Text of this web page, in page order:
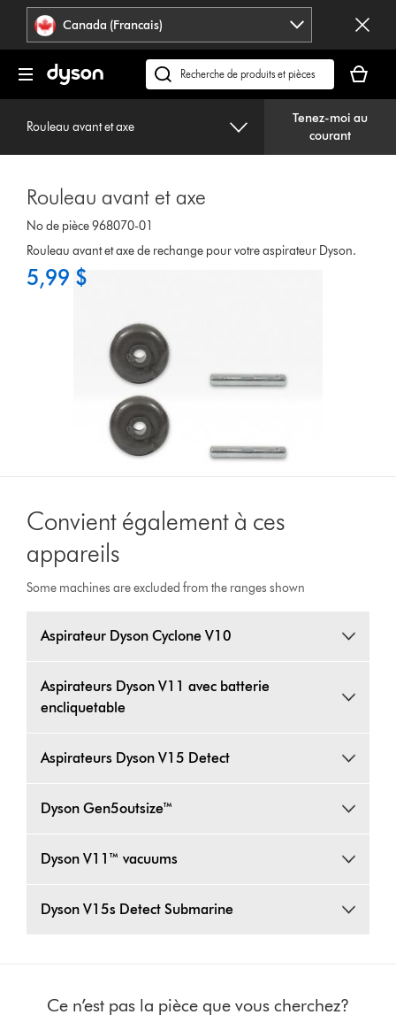
Veuillez
ou
appuyer
Déclaration
relative
à
l’accessibilité
Canada (Francais)
Recherchez
des
support
site
panier
est
vide.
Rouleau avant et axe
Tenez-moi au
courant
Rouleau avant et axe
No de pièce 968070-01
Rouleau avant et axe de rechange pour votre aspirateur Dyson.
5,99 $
Convient également à ces
appareils
Some machines are excluded from the ranges shown
Aspirateur Dyson Cyclone V10
Aspirateurs Dyson V11 avec batterie
encliquetable
Aspirateurs Dyson V15 Detect
Dyson Gen5outsize™
Dyson V11™ vacuums
Dyson V15s Detect Submarine
Ce n’est pas la pièce que vous cherchez?